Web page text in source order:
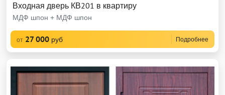
Входная дверь КВ201 в квартиру
МДФ шпон + МДФ шпон
от 27 000 руб Подробнее